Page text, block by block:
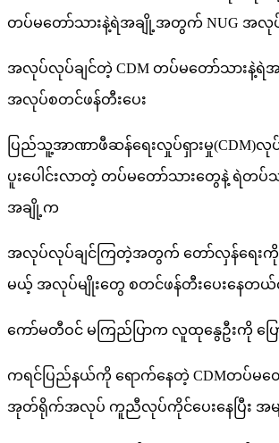
တပ်မတော်သားနဲ့ရဲအချို့အတွက် NUG အလုပ်
အလုပ်လုပ်ချင်တဲ့ CDM တပ်မတော်သားနဲ့ရဲ
အလုပ်စတင်ဖန်တီးပေး
ပြည်သူ့အာဏာဖီဆန်ရေးလှုပ်ရှားမှု(CDM)လု
ပူးပေါင်းလာတဲ့ တပ်မတော်သားတွေနဲ့ ရဲတ
အချို့က
အလုပ်လုပ်ချင်ကြတဲ့အတွက် တော်လှန်ရေး
မယ့် အလုပ်မျိုးတွေ စတင်ဖန်တီးပေးနေတ
ကော်မတီဝင် မကြည်ပြာက လူထုနွေဦးကို ပြ
ကရင်ပြည်နယ်ကို ရောက်နေတဲ့ CDMတပ်မတ
အုတ်ရိုက်အလုပ် ကူညီလုပ်ကိုင်ပေးနေပြီး အမ